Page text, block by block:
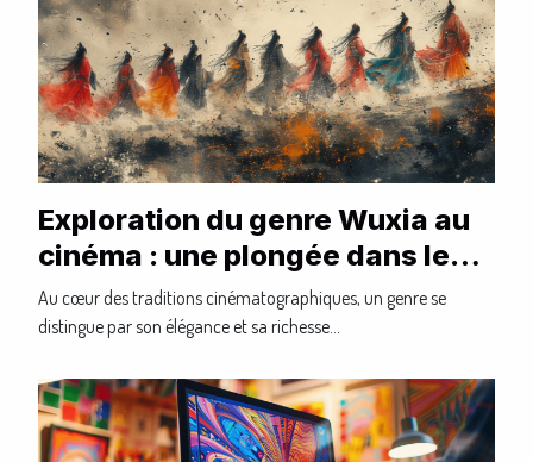
Exploration du genre Wuxia au
cinéma : une plongée dans les
arts martiaux et la poésie
visuelle
Au cœur des traditions cinématographiques, un genre se
distingue par son élégance et sa richesse...